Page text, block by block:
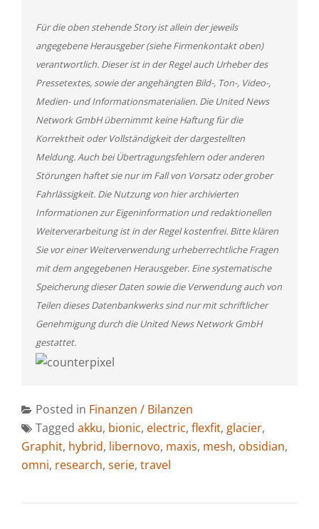
Für die oben stehende Story ist allein der jeweils
angegebene Herausgeber (siehe Firmenkontakt oben)
verantwortlich. Dieser ist in der Regel auch Urheber des
Pressetextes, sowie der angehängten Bild-, Ton-, Video-,
Medien- und Informationsmaterialien. Die United News
Network GmbH übernimmt keine Haftung für die
Korrektheit oder Vollständigkeit der dargestellten
Meldung. Auch bei Übertragungsfehlern oder anderen
Störungen haftet sie nur im Fall von Vorsatz oder grober
Fahrlässigkeit. Die Nutzung von hier archivierten
Informationen zur Eigeninformation und redaktionellen
Weiterverarbeitung ist in der Regel kostenfrei. Bitte klären
Sie vor einer Weiterverwendung urheberrechtliche Fragen
mit dem angegebenen Herausgeber. Eine systematische
Speicherung dieser Daten sowie die Verwendung auch von
Teilen dieses Datenbankwerks sind nur mit schriftlicher
Genehmigung durch die United News Network GmbH
gestattet.
Posted in Finanzen / Bilanzen
Tagged akku, bionic, electric, flexfit, glacier,
Graphit, hybrid, libernovo, maxis, mesh, obsidian,
omni, research, serie, travel